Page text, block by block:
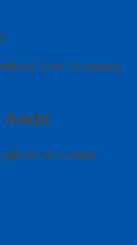
Kota Tangerang
Anda
ke akun Anda.